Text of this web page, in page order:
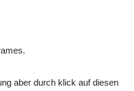
aber durch klick auf diesen